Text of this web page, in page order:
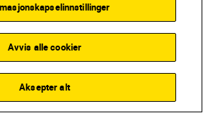
AF-følgefølsomhet kan
filmopptak. Den utrolige
til objektivene med Z-
reduserer de uønskede
Avvis alle cookier
Aksepter alt